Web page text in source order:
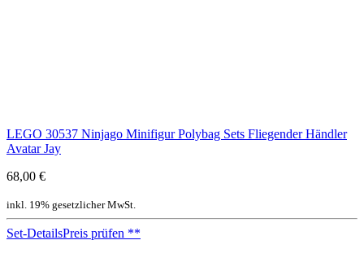
LEGO 30537 Ninjago Minifigur Polybag Sets Fliegender Händler
Avatar Jay
68,00 €
inkl. 19% gesetzlicher MwSt.
Set-DetailsPreis prüfen **